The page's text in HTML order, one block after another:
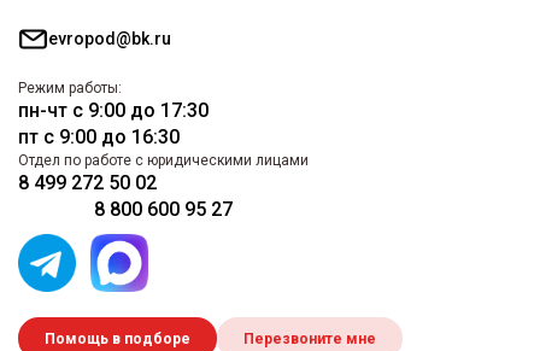
evropod@bk.ru
Режим работы:
пн-чт с 9:00 до 17:30
пт с 9:00 до 16:30
Отдел по работе с юридическими лицами
8 499 272 50 02
8 800 600 95 27
Помощь в подборе Перезвоните мне